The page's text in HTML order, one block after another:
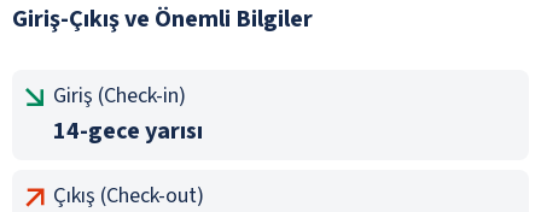
Giriş-Çıkış ve Önemli Bilgiler
Giriş (Check-in)
14-gece yarısı
Çıkış (Check-out)